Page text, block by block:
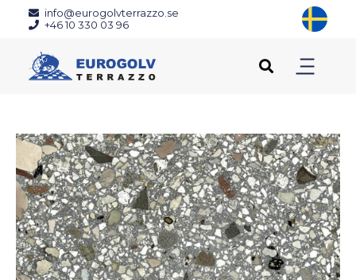
info@eurogolvterrazzo.se
+46 10 330 03 96